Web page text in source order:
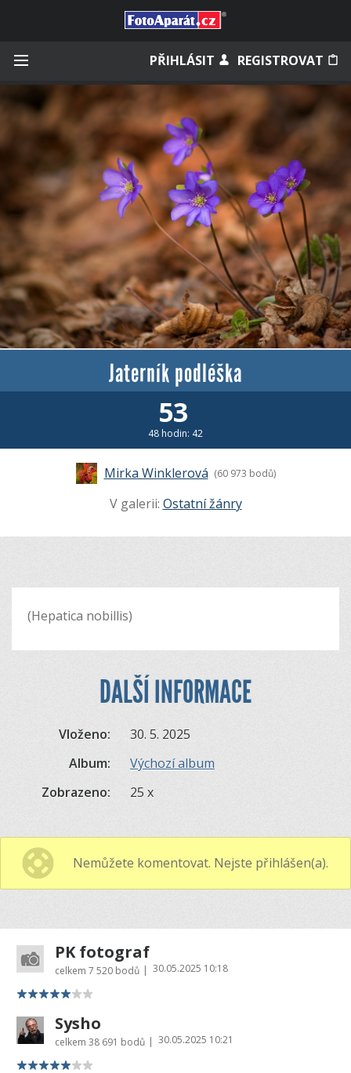
PŘIHLÁSIT REGISTROVAT
Zapamatovat
Zapomněli jste heslo?
Měli jste účet na starém webu?
Jaterník podléška
53
48 hodin: 42
Mirka Winklerová (60 973 bodů)
V galerii: Ostatní žánry
(Hepatica nobillis)
DALŠÍ INFORMACE
Vloženo:
30. 5. 2025
Album:
Výchozí album
Zobrazeno:
25 x
Nemůžete komentovat. Nejste přihlášen(a).
PK fotograf
celkem 7 520 bodů | 30.05.2025 10:18
Sysho
celkem 38 691 bodů | 30.05.2025 10:21